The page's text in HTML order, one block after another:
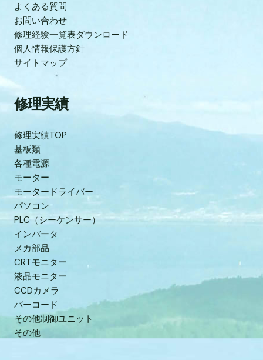
よくある質問
お問い合わせ
修理経験一覧表ダウンロード
個人情報保護方針
サイトマップ
修理実績
修理実績TOP
基板類
各種電源
モーター
モータードライバー
パソコン
PLC（シーケンサー）
インバータ
メカ部品
CRTモニター
液晶モニター
CCDカメラ
バーコード
その他制御ユニット
その他